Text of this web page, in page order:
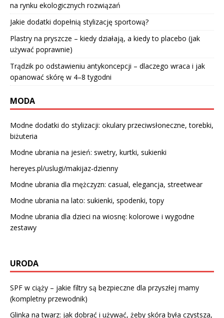
na rynku ekologicznych rozwiązań
Jakie dodatki dopełnią stylizację sportową?
Plastry na pryszcze – kiedy działają, a kiedy to placebo (jak
używać poprawnie)
Trądzik po odstawieniu antykoncepcji – dlaczego wraca i jak
opanować skórę w 4–8 tygodni
MODA
Modne dodatki do stylizacji: okulary przeciwsłoneczne, torebki,
biżuteria
Modne ubrania na jesień: swetry, kurtki, sukienki
hereyes.pl/uslugi/makijaz-dzienny
Modne ubrania dla mężczyzn: casual, elegancja, streetwear
Modne ubrania na lato: sukienki, spodenki, topy
Modne ubrania dla dzieci na wiosnę: kolorowe i wygodne
zestawy
URODA
SPF w ciąży – jakie filtry są bezpieczne dla przyszłej mamy
(kompletny przewodnik)
Glinka na twarz: jak dobrać i używać, żeby skóra była czystsza,